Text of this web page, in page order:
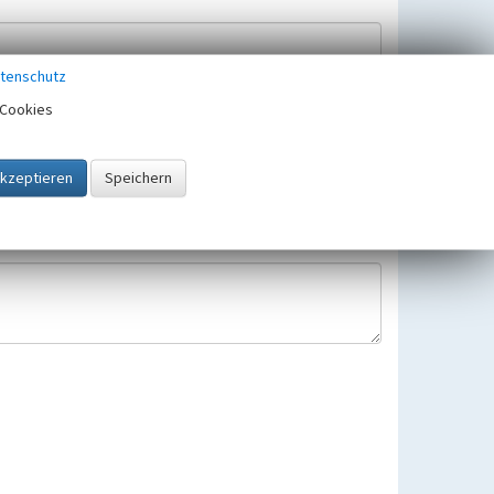
gespeichert und verwendet.
gültigen Europäischen